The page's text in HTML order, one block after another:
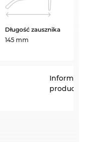
Długość zausznika
145 mm
Informacje
producenta